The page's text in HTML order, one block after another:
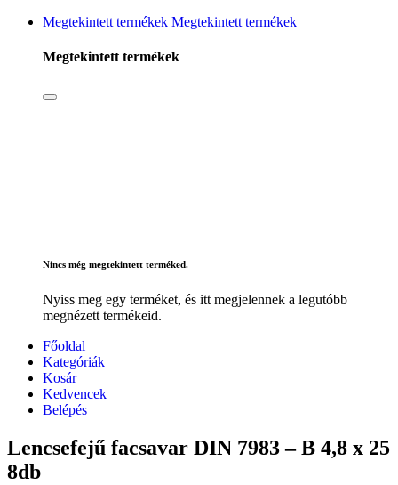
Megtekintett termékek Megtekintett termékek
Megtekintett termékek
Nincs még megtekintett terméked.
Nyiss meg egy terméket, és itt megjelennek a legutóbb
megnézett termékeid.
Főoldal
Kategóriák
Kosár
Kedvencek
Belépés
Lencsefejű facsavar DIN 7983 – B 4,8 x 25
8db